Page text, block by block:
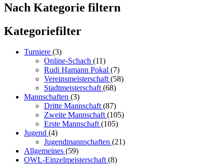
Nach Kategorie filtern
Kategoriefilter
Turniere (3)
Online-Schach (11)
Rudi Hamann Pokal (7)
Vereinsmeisterschaft(58)
Stadtmeisterschaft(68)
Mannschaften (3)
Dritte Mannschaft(87)
Zweite Mannschaft(105)
Erste Mannschaft(105)
Jugend (4)
Jugendmannschaften (21)
Allgemeines (59)
OWL-Einzelmeisterschaft(8)